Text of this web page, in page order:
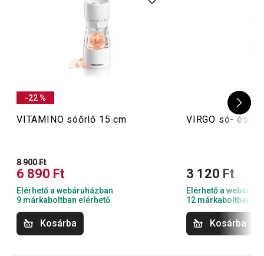
-22 %
VITAMINO sóőrlő 15 cm
8 900 Ft
6 890 Ft
Elérhető a webáruházban
9 márkaboltban elérhető
Kosárba
VIRGO só- és
3 120 Ft
Elérhető a
12 márkaboltban
Kosárba